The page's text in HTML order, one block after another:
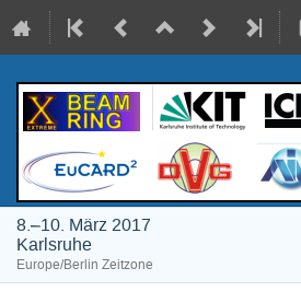
8.–10. März 2017
Karlsruhe
Europe/Berlin Zeitzone